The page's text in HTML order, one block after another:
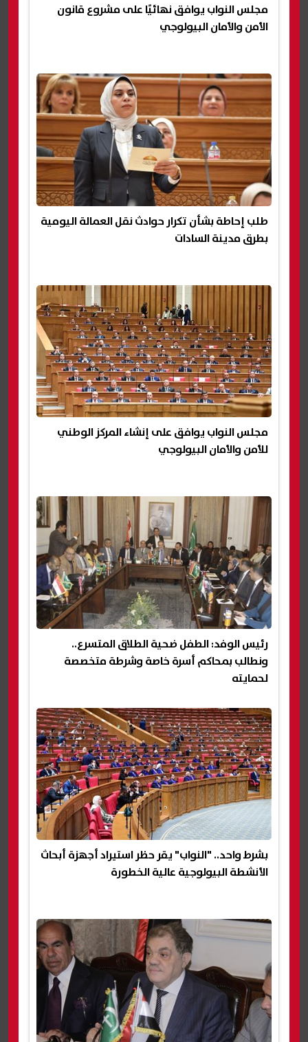
مجلس النواب يوافق نهائيًا على مشروع قانون
الأمن والأمان البيولوجي
طلب إحاطة بشأن تكرار حوادث نقل العمالة اليومية
بطرق مدينة السادات
مجلس النواب يوافق على إنشاء المركز الوطني
للأمن والأمان البيولوجي
رئيس الوفد: الطفل ضحية الطلاق المتسرع..
ونطالب بمحاكم أسرة خاصة وشرطة متخصصة
لحمايته
بشرط واحد.. "النواب" يقر حظر استيراد أجهزة أبحاث
الأنشطة البيولوجية عالية الخطورة